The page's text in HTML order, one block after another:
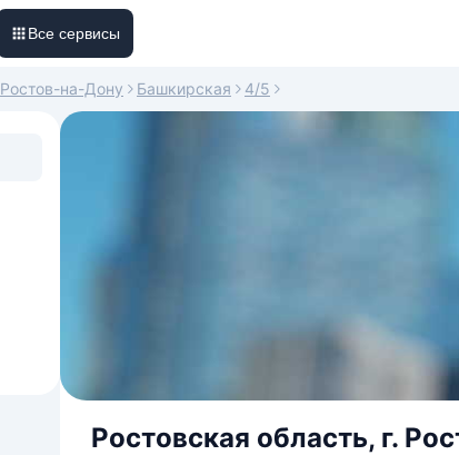
Все сервисы
Ростов-на-Дону Башкирская 4/5
Ростовская область, г.